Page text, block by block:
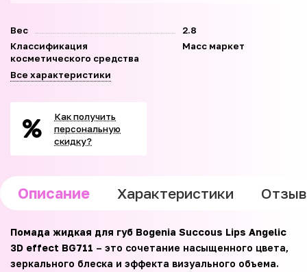
Вес
2.8
Классификация
косметического средства
Масс маркет
Все характеристики
Как получить
персональную
скидку?
Описание Характеристики
Помада жидкая для губ Bogenia Succous Lips Angelic
3D effect BG711 – это сочетание насыщенного цвета,
зеркального блеска и эффекта визуального объема.